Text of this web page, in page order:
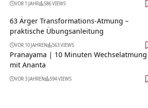
VOR 1 JAHR 586 VIEWS
63 Ärger Transformations-Atmung –
praktische Übungsanleitung
VOR 10 JAHREN 563 VIEWS
Pranayama | 10 Minuten Wechselatmung
mit Ananta
VOR 3 JAHREN 594 VIEWS